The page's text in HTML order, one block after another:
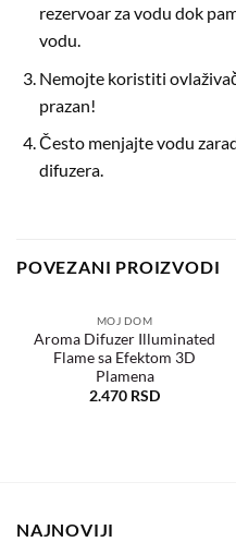
rezervoar za vodu dok
vodu.
Nemojte koristiti
prazan!
Često menjajte vodu
difuzera.
POVEZANI PROIZVODI
Dodaj
MOJ DOM
Aroma Difuzer Illuminated
Flame sa Efektom 3D
Plamena
2.470 RSD
NAJNOVIJI